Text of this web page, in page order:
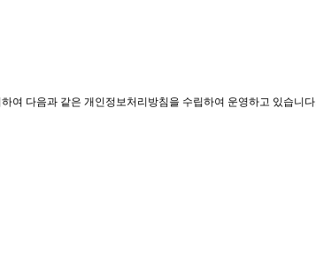
여 다음과 같은 개인정보처리방침을 수립하여 운영하고 있습니다.